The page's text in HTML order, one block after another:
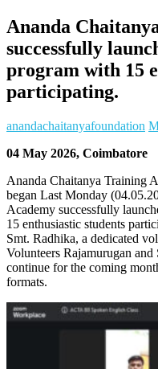
Ananda
successfully
program with 15
participating.
anandachaitanyafoundation
04 May 2026, Coimbatore
Ananda Chaitanya Training
began Last Monday
Academy successfully
15 enthusiastic students
Smt. Radhika, a dedicated
Volunteers Rajamurugan
continue for the coming
formats.